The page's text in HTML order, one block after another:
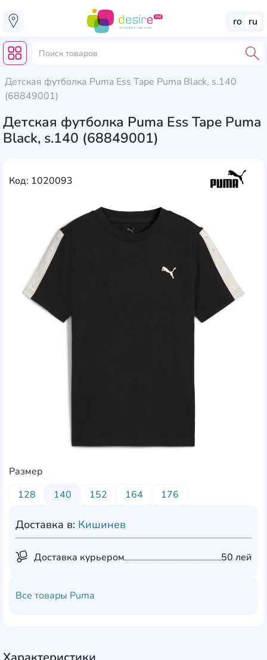
ro ru
Детская футболка Puma Ess Tape Puma Black, s.140
(68849001)
Детская футболка Puma Ess Tape Puma
Black, s.140 (68849001)
Код: 1020093
Размер
128
140 152 164 176
Доставка в: Кишинев
Доставка курьером 50 лей
Все товары Puma